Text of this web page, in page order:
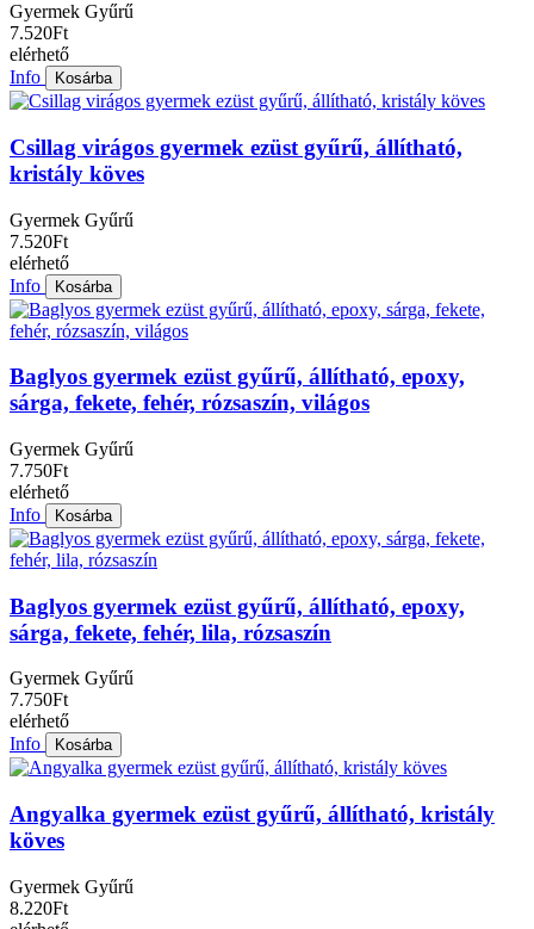
Gyermek Gyűrű
7.520Ft
elérhető
Info
Kosárba
Csillag virágos gyermek ezüst gyűrű, állítható,
kristály köves
Gyermek Gyűrű
7.520Ft
elérhető
Info
Kosárba
Baglyos gyermek ezüst gyűrű, állítható, epoxy,
sárga, fekete, fehér, rózsaszín, világos
Gyermek Gyűrű
7.750Ft
elérhető
Info
Kosárba
Baglyos gyermek ezüst gyűrű, állítható, epoxy,
sárga, fekete, fehér, lila, rózsaszín
Gyermek Gyűrű
7.750Ft
elérhető
Info
Kosárba
Angyalka gyermek ezüst gyűrű, állítható, kristály
köves
Gyermek Gyűrű
8.220Ft